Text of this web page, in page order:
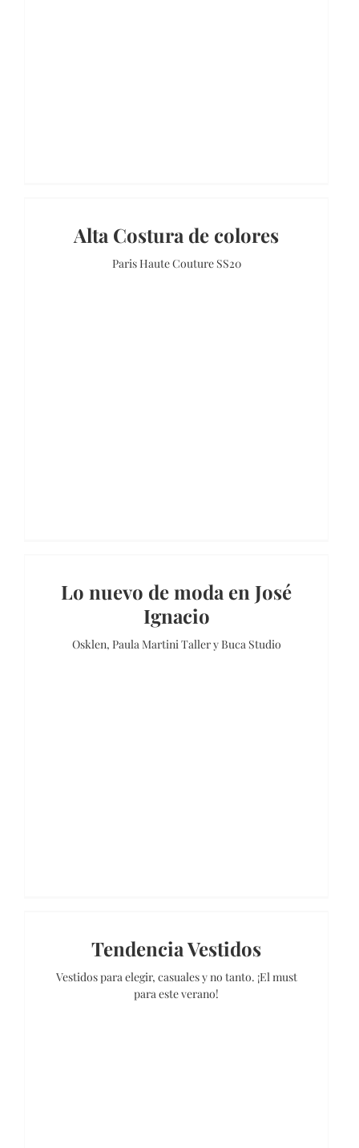
Alta Costura de colores
Paris Haute Couture SS20
Lo nuevo de moda en José
Ignacio
Osklen, Paula Martini Taller y Buca Studio
Tendencia Vestidos
Vestidos para elegir, casuales y no tanto. ¡El must
para este verano!